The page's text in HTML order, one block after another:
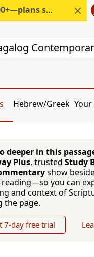
$6/month.
Hebrew/Greek
deeper in this
Plus, trusted Study
show
you can
and context of
the page.
7-day free trial